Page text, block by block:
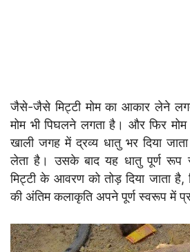
जैसे-जैसे मिट्टी मोम का आकार लेने
मोम भी पिघलने लगता है। और फिर
खाली जगह में द्रव्य धातु भर दिया
लेता है। उसके बाद यह धातु पूर्ण रूप
मिट्टी के आवरण को तोड़ दिया जाता
की अंतिम कलाकृति अपने पूर्ण स्वरूप में